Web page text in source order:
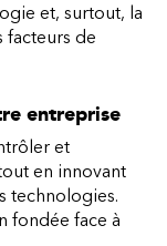
et, surtout, la
facteurs de
entreprise
et
en innovant
technologies.
fondée face à